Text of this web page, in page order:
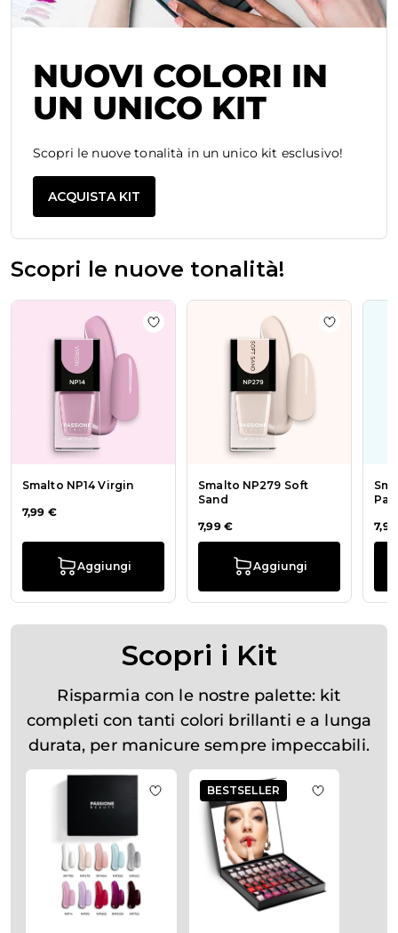
NUOVI COLORI IN
UN UNICO KIT
Scopri le nuove tonalità in un unico kit esclusivo!
ACQUISTA KIT
Scopri le nuove tonalità!
La navigazione tra gli elementi del carosello è possibile
Premi per saltare il carosello
Smalto NP14 Virgin
7,99 €
Aggiungi
Aggiungi alla wishlist Smalto NP14
Smalto NP279 Soft
Sand
7,99 €
Aggiungi
Aggiungi
alla wishlist Smalto NPA129 Perfect
Scopri i Kit
Risparmia con le nostre palette: kit
completi con tanti colori brillanti e a lunga
durata, per manicure sempre impeccabili.
La navigazione tra gli elementi del carosello è possibile
Premi per saltare il carosello
Aggiungi alla wishlist Kit Smalti
BESTSELLER Aggiungi